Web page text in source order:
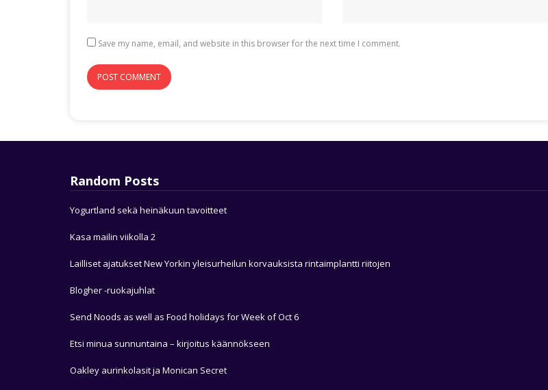
Save my name, email, and website in this browser for the next time I comment.
Random Posts
Yogurtland sekä heinäkuun tavoitteet
Kasa mailin viikolla 2
Lailliset ajatukset New Yorkin yleisurheilun korvauksista rintaimplantti riitojen
Blogher -ruokajuhlat
Send Noods as well as Food holidays for Week of Oct 6
Etsi minua sunnuntaina – kirjoitus käännökseen
Oakley aurinkolasit ja Monican Secret